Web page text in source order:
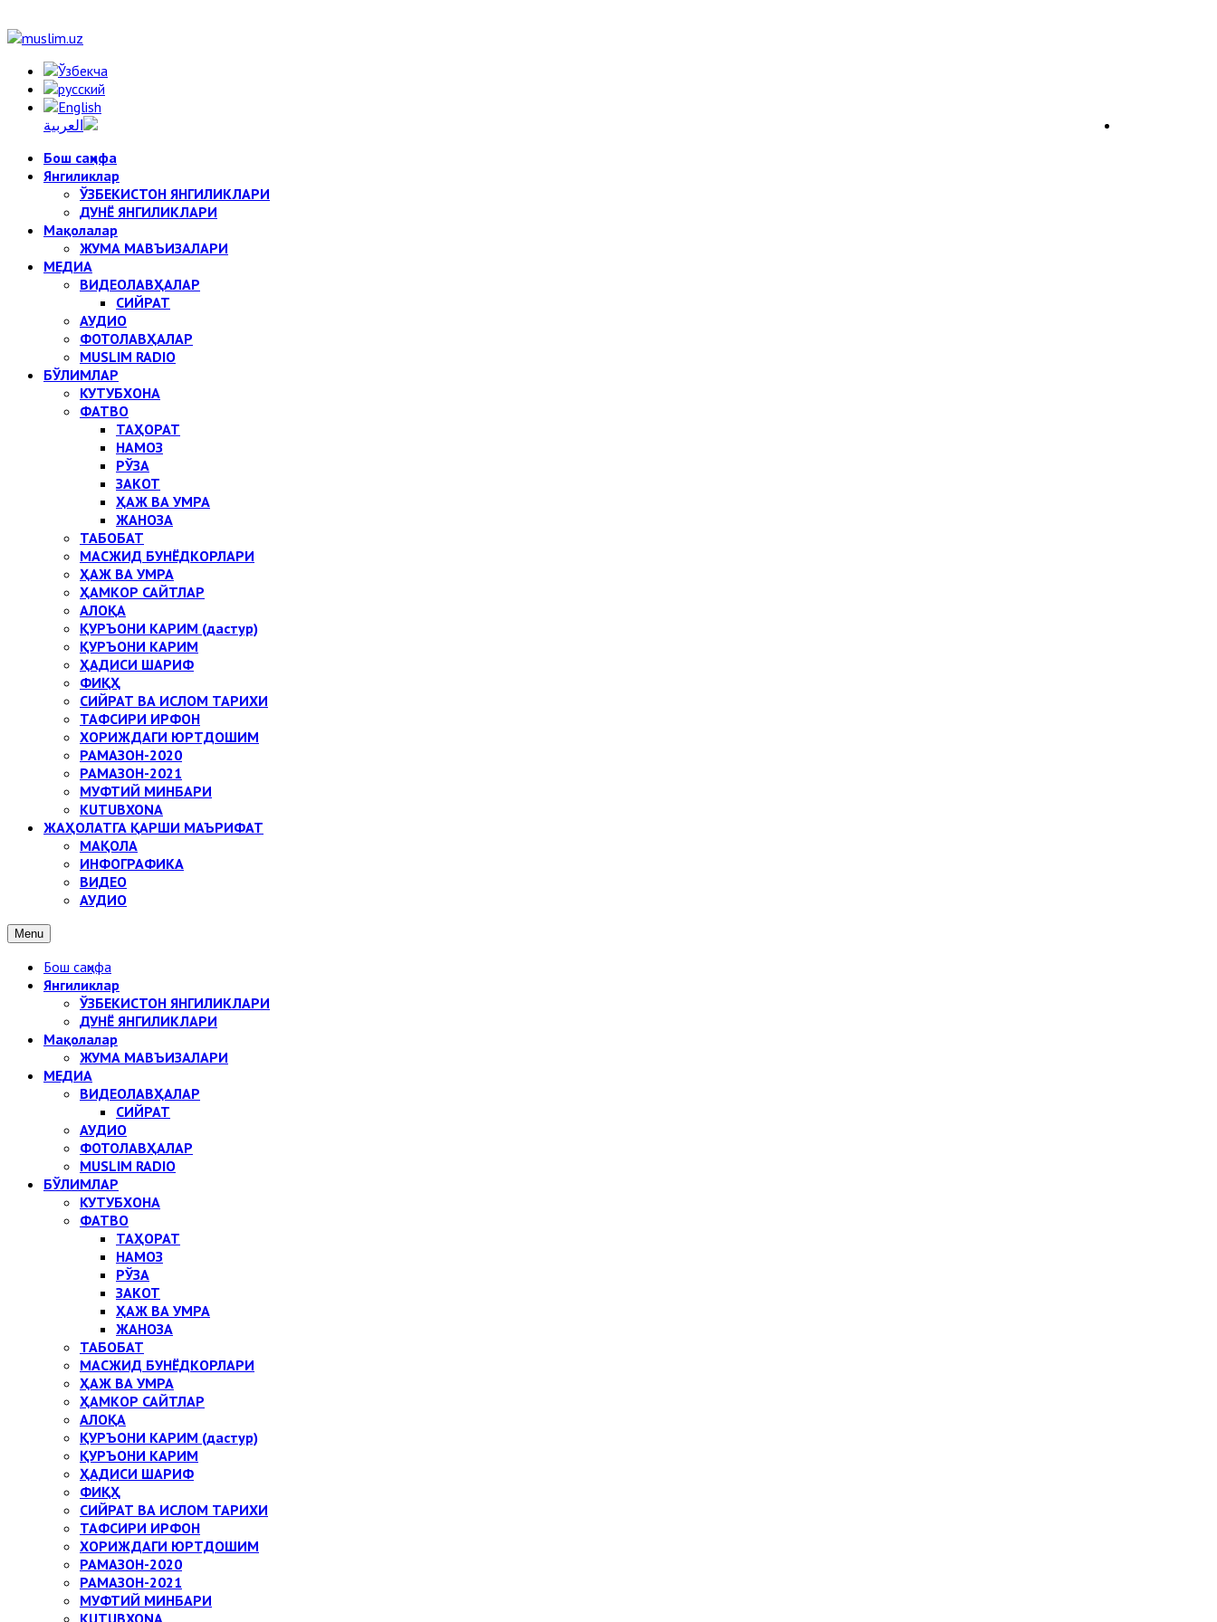
Бош саҳифа
Янгиликлар
ЎЗБЕКИСТОН ЯНГИЛИКЛАРИ
ДУНЁ ЯНГИЛИКЛАРИ
Мақолалар
ЖУМА МАВЪИЗАЛАРИ
МЕДИА
ВИДЕОЛАВҲАЛАР
СИЙРАТ
АУДИО
ФОТОЛАВҲАЛАР
MUSLIM RADIO
БЎЛИМЛАР
КУТУБХОНА
ФАТВО
ТАҲОРАТ
НАМОЗ
РЎЗА
ЗАКОТ
ҲАЖ ВА УМРА
ЖАНОЗА
ТАБОБАТ
МАСЖИД БУНЁДКОРЛАРИ
ҲАЖ ВА УМРА
ҲАМКОР САЙТЛАР
АЛОҚА
ҚУРЪОНИ КАРИМ (дастур)
ҚУРЪОНИ КАРИМ
ҲАДИСИ ШАРИФ
ФИҚҲ
СИЙРАТ ВА ИСЛОМ ТАРИХИ
ТАФСИРИ ИРФОН
ХОРИЖДАГИ ЮРТДОШИМ
РАМАЗОН-2020
РАМАЗОН-2021
МУФТИЙ МИНБАРИ
KUTUBXONA
ЖАҲОЛАТГА ҚАРШИ МАЪРИФАТ
МАҚОЛА
ИНФОГРАФИКА
ВИДЕО
АУДИО
Menu
Бош саҳифа
Янгиликлар
ЎЗБЕКИСТОН ЯНГИЛИКЛАРИ
ДУНЁ ЯНГИЛИКЛАРИ
Мақолалар
ЖУМА МАВЪИЗАЛАРИ
МЕДИА
ВИДЕОЛАВҲАЛАР
СИЙРАТ
АУДИО
ФОТОЛАВҲАЛАР
MUSLIM RADIO
БЎЛИМЛАР
КУТУБХОНА
ФАТВО
ТАҲОРАТ
НАМОЗ
РЎЗА
ЗАКОТ
ҲАЖ ВА УМРА
ЖАНОЗА
ТАБОБАТ
МАСЖИД БУНЁДКОРЛАРИ
ҲАЖ ВА УМРА
ҲАМКОР САЙТЛАР
АЛОҚА
ҚУРЪОНИ КАРИМ (дастур)
ҚУРЪОНИ КАРИМ
ҲАДИСИ ШАРИФ
ФИҚҲ
СИЙРАТ ВА ИСЛОМ ТАРИХИ
ТАФСИРИ ИРФОН
ХОРИЖДАГИ ЮРТДОШИМ
РАМАЗОН-2020
РАМАЗОН-2021
МУФТИЙ МИНБАРИ
KUTUBXONA